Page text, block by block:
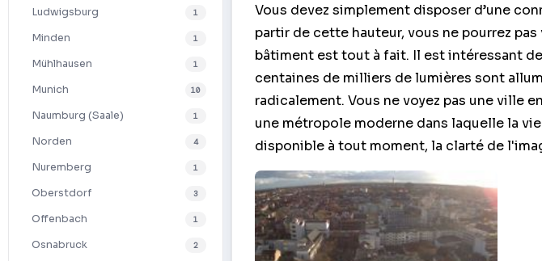
Ludwigsburg 1
Minden 1
Mühlhausen 1
Munich 10
Naumburg (Saale) 1
Norden 4
Nuremberg 1
Oberstdorf 3
Offenbach 1
Osnabruck 2
Vous devez simplement disposer d’une
partir de cette hauteur, vous ne pourrez
bâtiment est tout à fait. Il est intéressant
centaines de milliers de lumières sont
radicalement. Vous ne voyez pas une ville
une métropole moderne dans laquelle la
disponible à tout moment, la clarté de